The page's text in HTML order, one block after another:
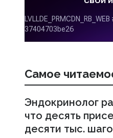
Самое
Эндокринолог
что десять
десяти тыс.